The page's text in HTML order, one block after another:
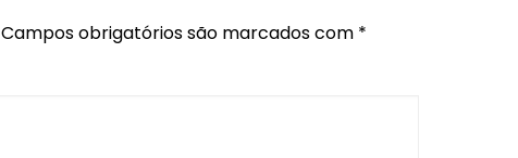
Campos obrigatórios são marcados com *